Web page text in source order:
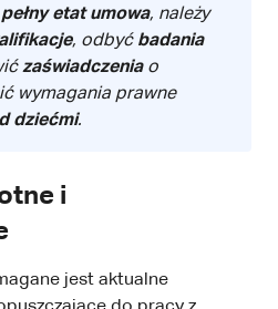
pełny etat umowa, należy
, odbyć badania
zaświadczeniao
wymagania prawne
dziećmi.
i
jest aktualne